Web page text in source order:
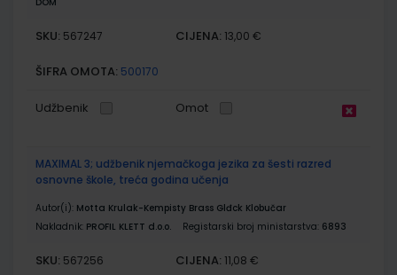
SKU: 567247 CIJENA: 13,00 €
ŠIFRA OMOTA: 500170
Udžbenik Omot
MAXIMAL 3; udžbenik njemačkoga jezika za šesti razred
osnovne škole, treća godina učenja
Autor(i): Motta Krulak-Kempisty Brass Glđck Klobučar
Nakladnik: PROFIL KLETT d.o.o. Registarski broj ministarstva: 6893
SKU: 567256 CIJENA: 11,08 €